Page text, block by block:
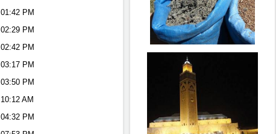
01:42 PM
02:29 PM
02:42 PM
03:17 PM
03:50 PM
10:12 AM
04:32 PM